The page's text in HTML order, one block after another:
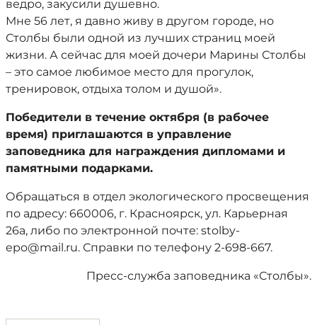
ведро, закусили душевно.
Мне 56 лет, я давно живу в другом городе, но
Столбы были одной из лучших страниц моей
жизни. А сейчас для моей дочери Марины Столбы
– это самое любимое место для прогулок,
тренировок, отдыха толом и душой».
Победители в течение октября (в рабочее
время) приглашаются в управление
заповедника для награждения дипломами и
памятными подарками.
Обращаться в отдел экологического просвещения
по адресу: 660006, г. Красноярск, ул. Карьерная
26а, либо по электронной почте: stolby-
epo@mail.ru. Справки по телефону 2-698-667.
Пресс-служба заповедника «Столбы».